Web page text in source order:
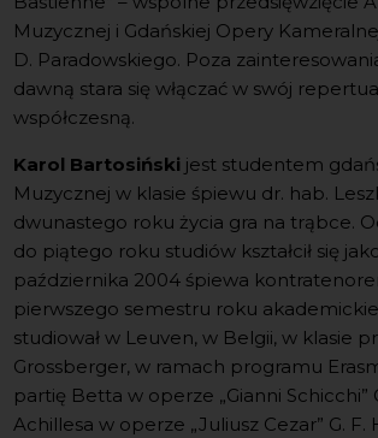
Muzycznej i Gdańskiej Opery
D. Paradowskiego. Poza
dawną stara się włączać w swój
współczesną.
Karol Bartosiński jest studentem
Muzycznej w klasie śpiewu dr. hab.
dwunastego roku życia gra na trąbce.
do piątego roku studiów kształcił się
października 2004 śpiewa
pierwszego semestru roku
studiował w Leuven, w Belgii, w klasie
Grossberger, w ramach programu
partię Betta w operze „Gianni Schicchi”
Achillesa w operze „Juliusz Cezar” G. F.